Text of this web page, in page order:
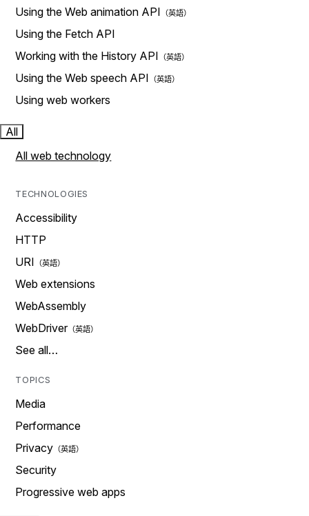
Using the Web animation API
Using the Fetch API
Working with the History API
Using the Web speech API
Using web workers
All
All web technology
TECHNOLOGIES
Accessibility
HTTP
URI
Web extensions
WebAssembly
WebDriver
See all…
TOPICS
Media
Performance
Privacy
Security
Progressive web apps